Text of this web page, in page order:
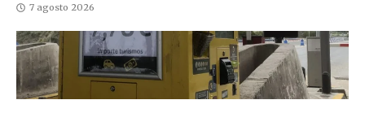
7 agosto 2026